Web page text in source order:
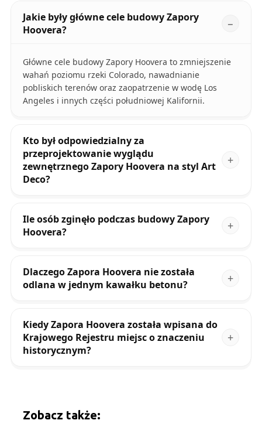
Jakie były główne cele budowy Zapory
Hoovera?
Główne cele budowy Zapory Hoovera to zmniejszenie
wahań poziomu rzeki Colorado, nawadnianie
pobliskich terenów oraz zaopatrzenie w wodę Los
Angeles i innych części południowej Kalifornii.
Kto był odpowiedzialny za
przeprojektowanie wyglądu
zewnętrznego Zapory Hoovera na styl Art
Deco?
Ile osób zginęło podczas budowy Zapory
Hoovera?
Dlaczego Zapora Hoovera nie została
odlana w jednym kawałku betonu?
Kiedy Zapora Hoovera została wpisana do
Krajowego Rejestru miejsc o znaczeniu
historycznym?
Zobacz także: